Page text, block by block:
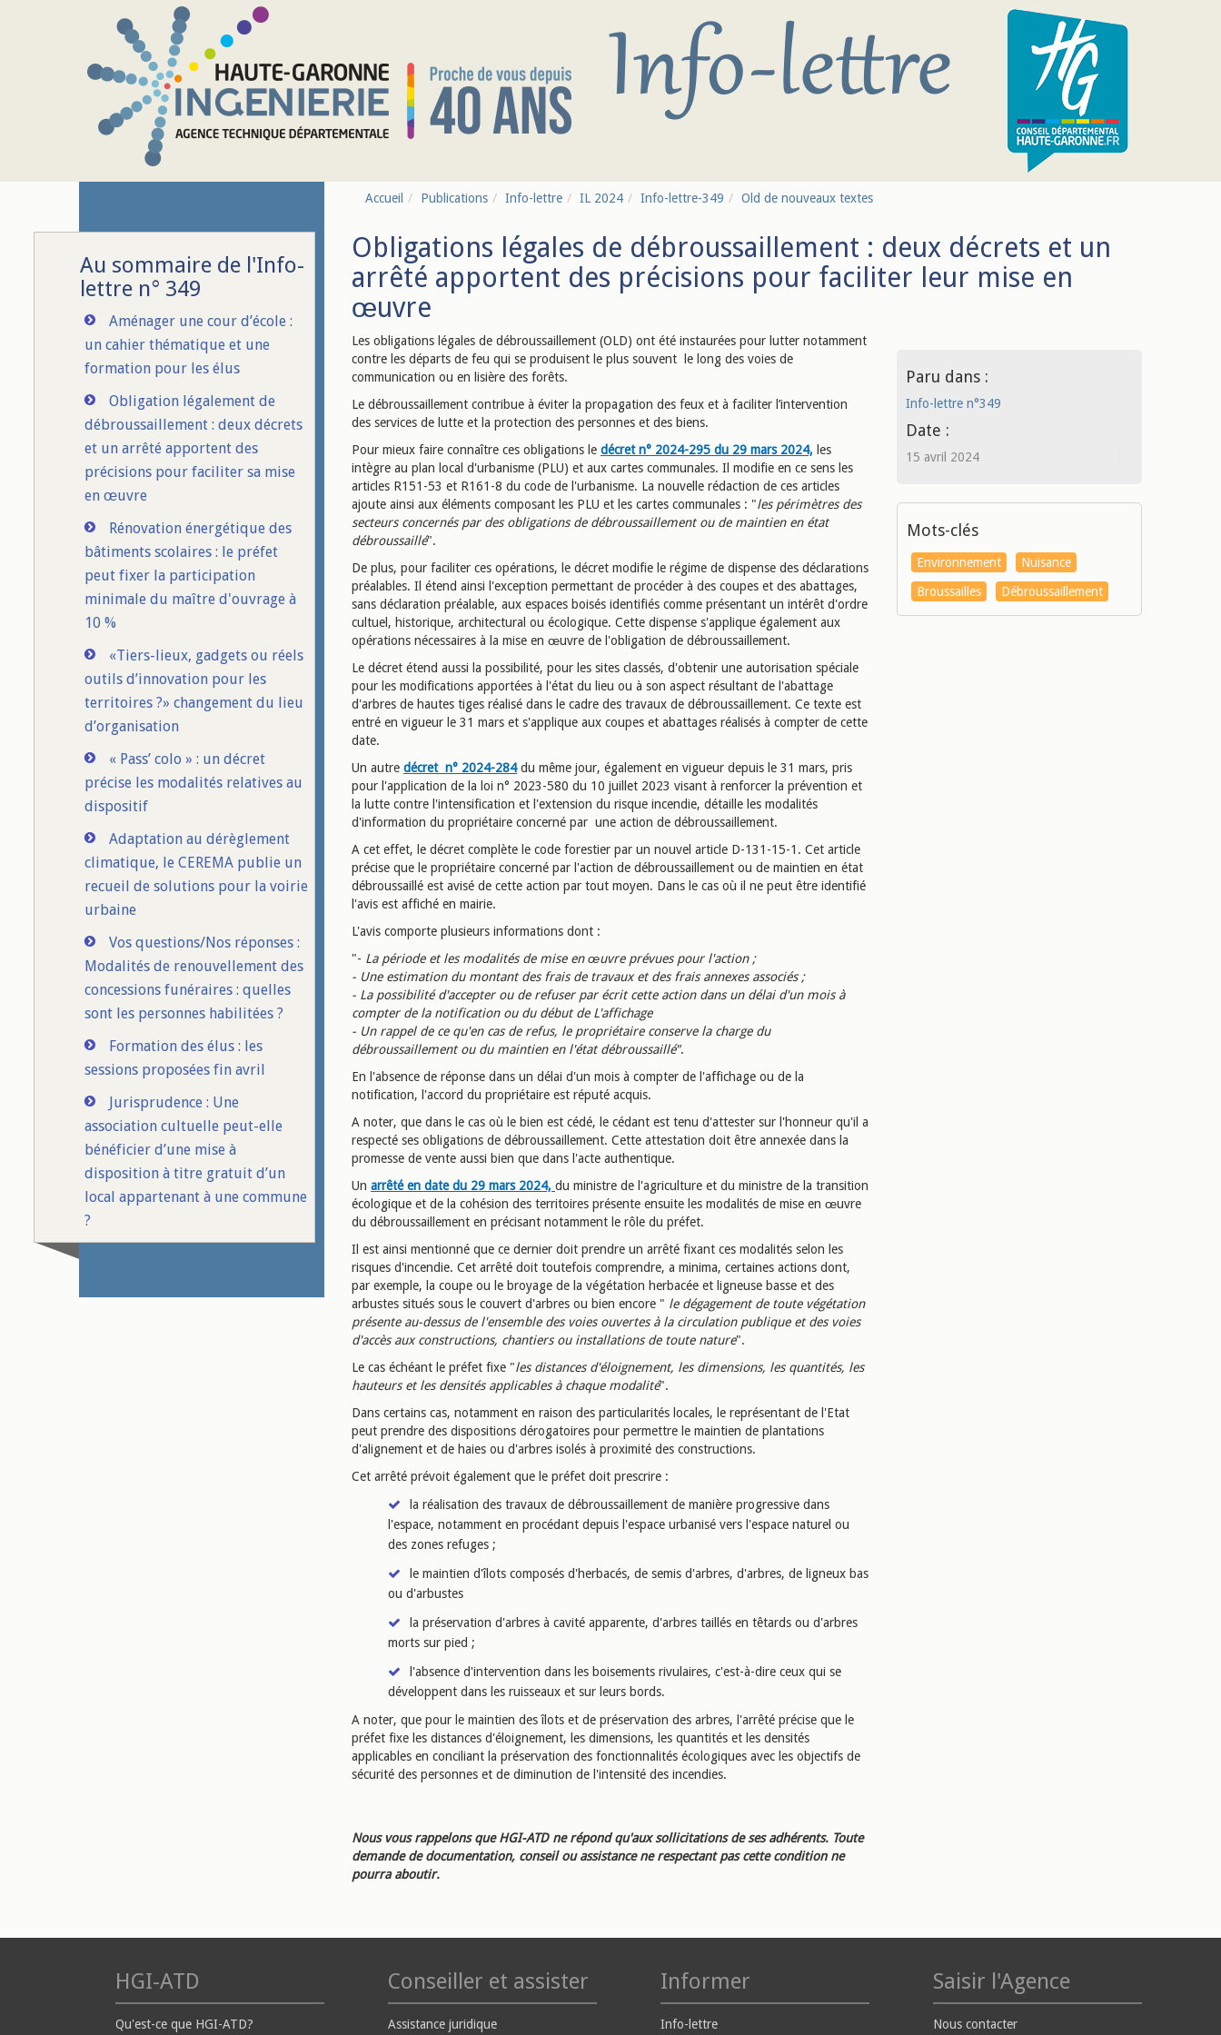
Au sommaire de l'Info-
lettre n° 349
Aménager une cour d’école :
un cahier thématique et une
formation pour les élus
Obligation légalement de
débroussaillement : deux décrets
et un arrêté apportent des
précisions pour faciliter sa mise
en œuvre
Rénovation énergétique des
bâtiments scolaires : le préfet
peut fixer la participation
minimale du maître d'ouvrage à
10 %
«Tiers-lieux, gadgets ou réels
outils d’innovation pour les
territoires ?» changement du lieu
d’organisation
« Pass’ colo » : un décret
précise les modalités relatives au
dispositif
Adaptation au dérèglement
climatique, le CEREMA publie un
recueil de solutions pour la voirie
urbaine
Vos questions/Nos réponses :
Modalités de renouvellement des
concessions funéraires : quelles
sont les personnes habilitées ?
Formation des élus : les
sessions proposées fin avril
Jurisprudence : Une
association cultuelle peut-elle
bénéficier d’une mise à
disposition à titre gratuit d’un
local appartenant à une commune
?
Accueil Publications Info-lettre IL 2024 Info-lettre-349 Old de nouveaux textes
Obligations légales de débroussaillement : deux décrets et un
arrêté apportent des précisions pour faciliter leur mise en
œuvre
Les obligations légales de débroussaillement (OLD) ont été instaurées pour lutter notamment
contre les départs de feu qui se produisent le plus souvent le long des voies de
communication ou en lisière des forêts.
Le débroussaillement contribue à éviter la propagation des feux et à faciliter l’intervention
des services de lutte et la protection des personnes et des biens.
Pour mieux faire connaître ces obligations le décret n° 2024-295 du 29 mars 2024, les
intègre au plan local d'urbanisme (PLU) et aux cartes communales. Il modifie en ce sens les
articles R151-53 et R161-8 du code de l'urbanisme. La nouvelle rédaction de ces articles
ajoute ainsi aux éléments composant les PLU et les cartes communales : "les périmètres des
secteurs concernés par des obligations de débroussaillement ou de maintien en état
débroussaillé".
De plus, pour faciliter ces opérations, le décret modifie le régime de dispense des déclarations
préalables. Il étend ainsi l'exception permettant de procéder à des coupes et des abattages,
sans déclaration préalable, aux espaces boisés identifiés comme présentant un intérêt d'ordre
cultuel, historique, architectural ou écologique. Cette dispense s'applique également aux
opérations nécessaires à la mise en œuvre de l'obligation de débroussaillement.
Le décret étend aussi la possibilité, pour les sites classés, d'obtenir une autorisation spéciale
pour les modifications apportées à l'état du lieu ou à son aspect résultant de l'abattage
d'arbres de hautes tiges réalisé dans le cadre des travaux de débroussaillement. Ce texte est
entré en vigueur le 31 mars et s'applique aux coupes et abattages réalisés à compter de cette
date.
Un autre décret n° 2024-284du même jour, également en vigueur depuis le 31 mars, pris
pour l'application de la loi n° 2023-580 du 10 juillet 2023 visant à renforcer la prévention et
la lutte contre l'intensification et l'extension du risque incendie, détaille les modalités
d'information du propriétaire concerné par une action de débroussaillement.
A cet effet, le décret complète le code forestier par un nouvel article D-131-15-1. Cet article
précise que le propriétaire concerné par l'action de débroussaillement ou de maintien en état
débroussaillé est avisé de cette action par tout moyen. Dans le cas où il ne peut être identifié
l'avis est affiché en mairie.
L'avis comporte plusieurs informations dont :
"- La période et les modalités de mise en œuvre prévues pour l'action ;
- Une estimation du montant des frais de travaux et des frais annexes associés ;
- La possibilité d'accepter ou de refuser par écrit cette action dans un délai d'un mois à
compter de la notification ou du début de L'affichage
- Un rappel de ce qu'en cas de refus, le propriétaire conserve la charge du
débroussaillement ou du maintien en l'état débroussaillé".
En l'absence de réponse dans un délai d'un mois à compter de l'affichage ou de la
notification, l'accord du propriétaire est réputé acquis.
A noter, que dans le cas où le bien est cédé, le cédant est tenu d'attester sur l'honneur qu'il a
respecté ses obligations de débroussaillement. Cette attestation doit être annexée dans la
promesse de vente aussi bien que dans l'acte authentique.
Un arrêté en date du 29 mars 2024, du ministre de l'agriculture et du ministre de la transition
écologique et de la cohésion des territoires présente ensuite les modalités de mise en œuvre
du débroussaillement en précisant notamment le rôle du préfet.
Il est ainsi mentionné que ce dernier doit prendre un arrêté fixant ces modalités selon les
risques d'incendie. Cet arrêté doit toutefois comprendre, a minima, certaines actions dont,
par exemple, la coupe ou le broyage de la végétation herbacée et ligneuse basse et des
arbustes situés sous le couvert d'arbres ou bien encore " le dégagement de toute végétation
présente au-dessus de l'ensemble des voies ouvertes à la circulation publique et des voies
d'accès aux constructions, chantiers ou installations de toute nature".
Le cas échéant le préfet fixe "les distances d'éloignement, les dimensions, les quantités, les
hauteurs et les densités applicables à chaque modalité".
Dans certains cas, notamment en raison des particularités locales, le représentant de l'Etat
peut prendre des dispositions dérogatoires pour permettre le maintien de plantations
d'alignement et de haies ou d'arbres isolés à proximité des constructions.
Cet arrêté prévoit également que le préfet doit prescrire :
la réalisation des travaux de débroussaillement de manière progressive dans
l'espace, notamment en procédant depuis l'espace urbanisé vers l'espace naturel ou
des zones refuges ;
le maintien d'îlots composés d'herbacés, de semis d'arbres, d'arbres, de ligneux bas
ou d'arbustes
la préservation d'arbres à cavité apparente, d'arbres taillés en têtards ou d'arbres
morts sur pied ;
l'absence d'intervention dans les boisements rivulaires, c'est-à-dire ceux qui se
développent dans les ruisseaux et sur leurs bords.
A noter, que pour le maintien des îlots et de préservation des arbres, l'arrêté précise que le
préfet fixe les distances d'éloignement, les dimensions, les quantités et les densités
applicables en conciliant la préservation des fonctionnalités écologiques avec les objectifs de
sécurité des personnes et de diminution de l'intensité des incendies.
Nous vous rappelons que HGI-ATD ne répond qu'aux sollicitations de ses adhérents. Toute
demande de documentation, conseil ou assistance ne respectant pas cette condition ne
pourra aboutir.
Paru dans :
Info-lettre n°349
Date :
15 avril 2024
Mots-clés
Environnement
Nuisance
Broussailles
Débroussaillement
HGI-ATD
Qu'est-ce que HGI-ATD?
Conseiller et assister
Assistance juridique
Informer
Info-lettre
Saisir l'Agence
Nous contacter